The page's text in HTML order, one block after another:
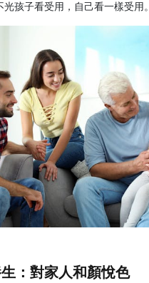
孩子看受用，自己看一樣受用。
：對家人和顏悅色